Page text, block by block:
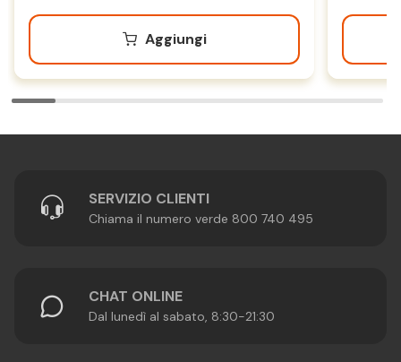
Aggiungi
SERVIZIO CLIENTI
Chiama il numero verde 800 740 495
CHAT ONLINE
Dal lunedì al sabato, 8:30-21:30